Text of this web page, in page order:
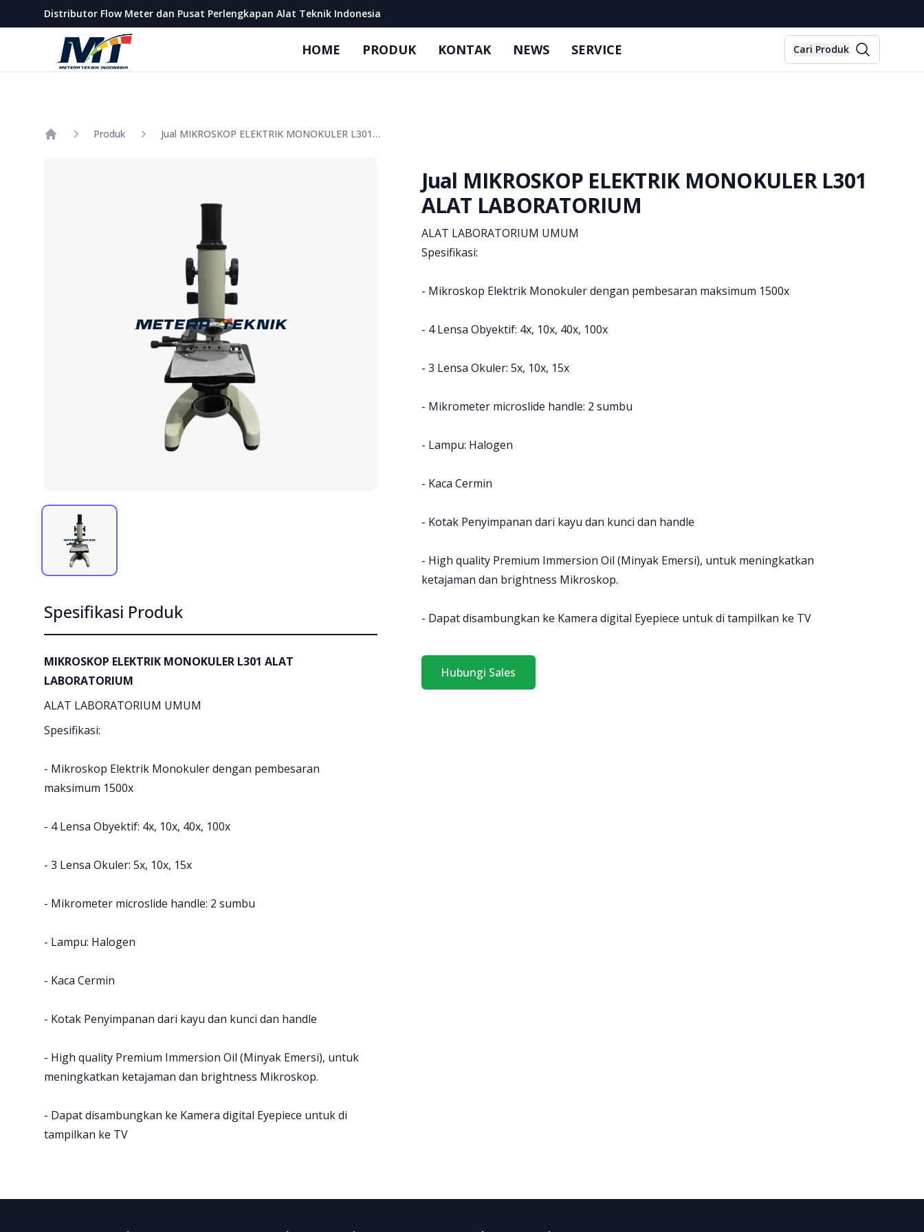
Distributor Flow Meter dan Pusat Perlengkapan Alat Teknik Indonesia
Metera Teknik Indonesia
HOME PRODUK KONTAK NEWS SERVICE Cari Produk
Produk Jual MIKROSKOP ELEKTRIK MONOKULER L301 ALAT LABORATORIUM
Jual MIKROSKOP ELEKTRIK MONOKULER L301
ALAT LABORATORIUM
Product information
ALAT LABORATORIUM UMUM
Spesifikasi:
- Mikroskop Elektrik Monokuler dengan pembesaran maksimum 1500x
- 4 Lensa Obyektif: 4x, 10x, 40x, 100x
- 3 Lensa Okuler: 5x, 10x, 15x
- Mikrometer microslide handle: 2 sumbu
- Lampu: Halogen
- Kaca Cermin
- Kotak Penyimpanan dari kayu dan kunci dan handle
- High quality Premium Immersion Oil (Minyak Emersi), untuk meningkatkan
ketajaman dan brightness Mikroskop.
- Dapat disambungkan ke Kamera digital Eyepiece untuk di tampilkan ke TV
Hubungi Sales
Spesifikasi Produk
MIKROSKOP ELEKTRIK MONOKULER L301 ALAT
LABORATORIUM
ALAT LABORATORIUM UMUM
Spesifikasi:
- Mikroskop Elektrik Monokuler dengan pembesaran
maksimum 1500x
- 4 Lensa Obyektif: 4x, 10x, 40x, 100x
- 3 Lensa Okuler: 5x, 10x, 15x
- Mikrometer microslide handle: 2 sumbu
- Lampu: Halogen
- Kaca Cermin
- Kotak Penyimpanan dari kayu dan kunci dan handle
- High quality Premium Immersion Oil (Minyak Emersi), untuk
meningkatkan ketajaman dan brightness Mikroskop.
- Dapat disambungkan ke Kamera digital Eyepiece untuk di
tampilkan ke TV